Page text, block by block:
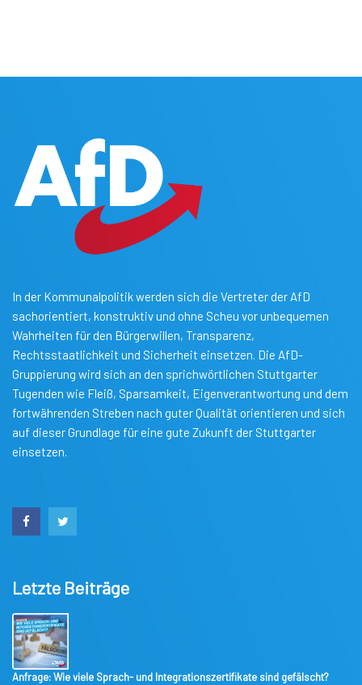
In der Kommunalpolitik werden sich die Vertreter der AfD
sachorientiert, konstruktiv und ohne Scheu vor unbequemen
Wahrheiten für den Bürgerwillen, Transparenz,
Rechtsstaatlichkeit und Sicherheit einsetzen. Die AfD-
Gruppierung wird sich an den sprichwörtlichen Stuttgarter
Tugenden wie Fleiß, Sparsamkeit, Eigenverantwortung und dem
fortwährenden Streben nach guter Qualität orientieren und sich
auf dieser Grundlage für eine gute Zukunft der Stuttgarter
einsetzen.
Letzte Beiträge
Anfrage: Wie viele Sprach- und Integrationszertifikate sind gefälscht?